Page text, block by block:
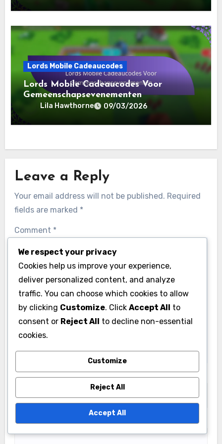
Lords Mobile Cadeaucodes
Lords Mobile Cadeaucodes Voor
Gemeenschapsevenementen
Lila Hawthorne 09/03/2026
Leave a Reply
Your email address will not be published. Required
fields are marked *
Comment *
Name*
Email*
We respect your privacy
Cookies help us improve your experience,
deliver personalized content, and analyze
traffic. You can choose which cookies to allow
by clicking Customize. Click Accept All to
consent or Reject All to decline non-essential
cookies.
Customize
Reject All
Accept All